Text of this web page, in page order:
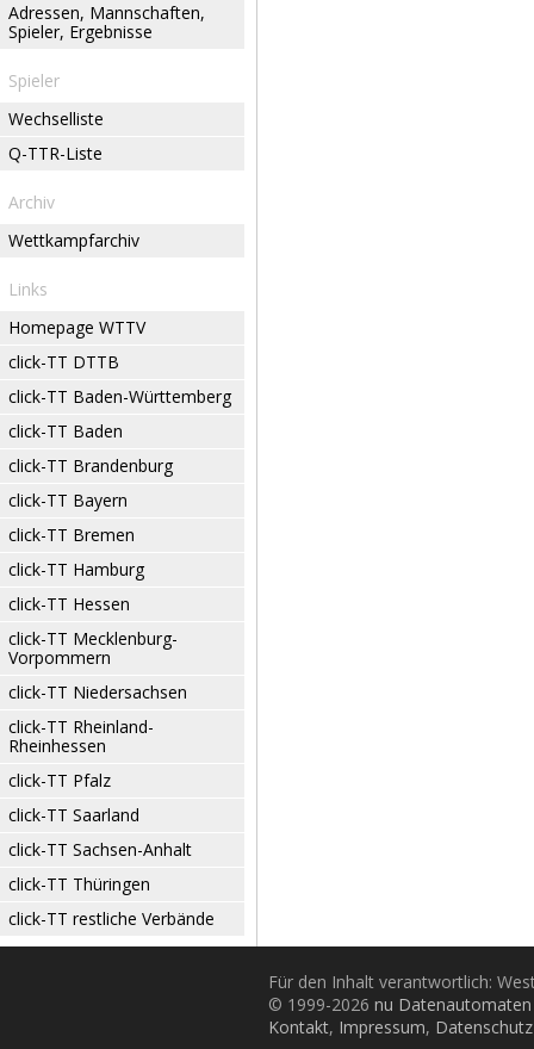
Adressen, Mannschaften,
Spieler, Ergebnisse
Spieler
Wechselliste
Q-TTR-Liste
Archiv
Wettkampfarchiv
Links
Homepage WTTV
click-TT DTTB
click-TT Baden-Württemberg
click-TT Baden
click-TT Brandenburg
click-TT Bayern
click-TT Bremen
click-TT Hamburg
click-TT Hessen
click-TT Mecklenburg-
Vorpommern
click-TT Niedersachsen
click-TT Rheinland-
Rheinhessen
click-TT Pfalz
click-TT Saarland
click-TT Sachsen-Anhalt
click-TT Thüringen
click-TT restliche Verbände
Für den Inhalt verantwortlich:
© 1999-2026 nu
Kontakt, Impressum, Datenschutz